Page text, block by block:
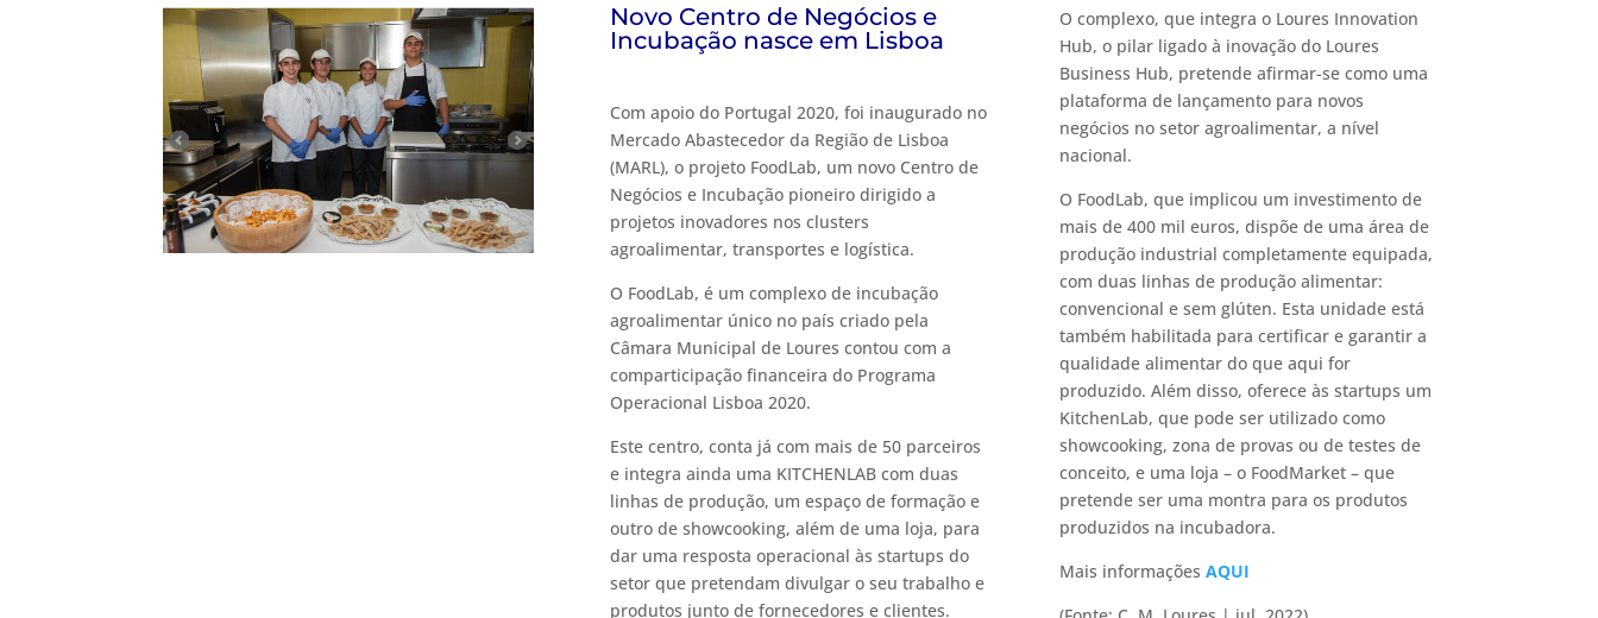
Novo Centro de Negócios e
Incubação nasce em Lisboa
Com apoio do Portugal 2020, foi inaugurado no
Mercado Abastecedor da Região de Lisboa
(MARL), o projeto FoodLab, um novo Centro de
Negócios e Incubação pioneiro dirigido a
projetos inovadores nos clusters
agroalimentar, transportes e logística.
O FoodLab, é um complexo de incubação
agroalimentar único no país criado pela
Câmara Municipal de Loures contou com a
comparticipação financeira do Programa
Operacional Lisboa 2020.
Este centro, conta já com mais de 50 parceiros
e integra ainda uma KITCHENLAB com duas
linhas de produção, um espaço de formação e
outro de showcooking, além de uma loja, para
dar uma resposta operacional às startups do
setor que pretendam divulgar o seu trabalho e
produtos junto de fornecedores e clientes.
O complexo, que integra o Loures Innovation
Hub, o pilar ligado à inovação do Loures
Business Hub, pretende afirmar-se como uma
plataforma de lançamento para novos
negócios no setor agroalimentar, a nível
nacional.
O FoodLab, que implicou um investimento de
mais de 400 mil euros, dispõe de uma área de
produção industrial completamente equipada,
com duas linhas de produção alimentar:
convencional e sem glúten. Esta unidade está
também habilitada para certificar e garantir a
qualidade alimentar do que aqui for
produzido. Além disso, oferece às startups um
KitchenLab, que pode ser utilizado como
showcooking, zona de provas ou de testes de
conceito, e uma loja – o FoodMarket – que
pretende ser uma montra para os produtos
produzidos na incubadora.
Mais informações AQUI